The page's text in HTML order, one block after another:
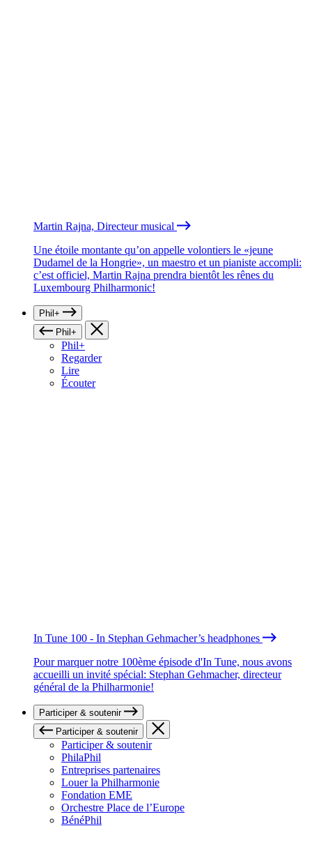
Martin Rajna, Directeur musical
Une étoile montante qu’on appelle volontiers le «jeune
Dudamel de la Hongrie», un maestro et un pianiste accompli:
c’est officiel, Martin Rajna prendra bientôt les rênes du
Luxembourg Philharmonic!
Phil+
Phil+
Phil+
Regarder
Lire
Écouter
In Tune 100 - In Stephan Gehmacher’s headphones
Pour marquer notre 100ème épisode d'In Tune, nous avons
accueilli un invité spécial: Stephan Gehmacher, directeur
général de la Philharmonie!
Participer & soutenir
Participer & soutenir
Participer & soutenir
PhilaPhil
Entreprises partenaires
Louer la Philharmonie
Fondation EME
Orchestre Place de l’Europe
BénéPhil